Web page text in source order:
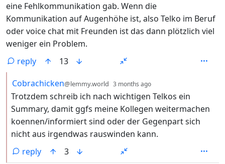
eine Fehlkommunikation gab. Wenn die
Kommunikation auf Augenhöhe ist, also Telko im Beruf
oder voice chat mit Freunden ist das dann plötzlich viel
weniger ein Problem.
reply
13
by
Cobrachicken@lemmy.world 3 months ago
Trotzdem schreib ich nach wichtigen Telkos ein
Summary, damit ggfs meine Kollegen weitermachen
koennen/informiert sind oder der Gegenpart sich
nicht aus irgendwas rauswinden kann.
reply
3